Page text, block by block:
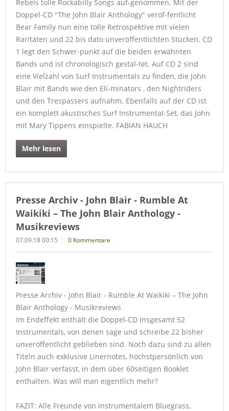
Rebels tolle Rockabilly Songs auf-genommen. Mit der
Doppel-CD "The John Blair Anthology" veröf-fentlicht
Bear Family nun eine tolle Retrospektive mit vielen
Raritäten und 22 bis dato unveröffentlichten Stücken. CD
1 legt den Schwer-punkt auf die beiden erwähnten
Bands und ist chronologisch gestal-tet. Auf CD 2 sind
eine Vielzahl von Surf Instrumentals zu finden, die John
Blair mit Bands wie den Eli-minators , den Nightriders
und den Trespassers aufnahm. Ebenfalls auf der CD ist
ein komplett akustisches Surf Instrumental-Set, das John
mit Mary Tippens einspielte. FABIAN HAUCH
Mehr lesen
Presse Archiv - John Blair - Rumble At
Waikiki – The John Blair Anthology -
Musikreviews
07.09.18 00:15 0 Kommentare
Presse Archiv - John Blair - Rumble At Waikiki – The John
Blair Anthology - Musikreviews
Im Endeffekt enthält die Doppel-CD insgesamt 52
Instrumentals, von denen sage und schreibe 22 bisher
unveröffentlicht geblieben sind. Noch dazu sind zu allen
Titeln auch exklusive Linernotes, höchstpersönlich von
John Blair verfasst, in dem über 60seitigen Booklet
enthalten. Was will man eigentlich mehr?
FAZIT: Alle Freunde von instrumentalem Bluegrass,